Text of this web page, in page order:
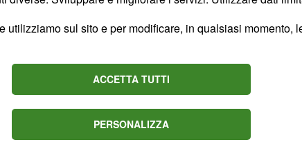
utilizziamo sul sito e per modificare, in qualsiasi momento,
ACCETTA TUTTI
PERSONALIZZA